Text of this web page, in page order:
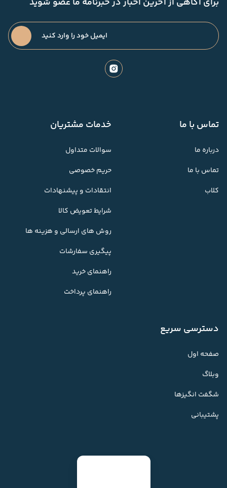
تماس با ما
درباره ما
تماس با ما
کلاب
خدمات مشتریان
سوالات متداول
حریم خصوصی
انتقادات و پیشنهادات
شرایط تعویض کالا
روش های ارسالی و هزینه ها
پیگیری سفارشات
راهنمای خرید
راهنمای پرداخت
دسترسی سریع
صفحه اول
وبلاگ
شگفت انگیزها
پشتیبانی